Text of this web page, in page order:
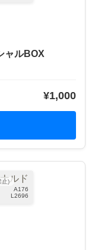
ャルBOX
¥1,000
A176
L2696
止)